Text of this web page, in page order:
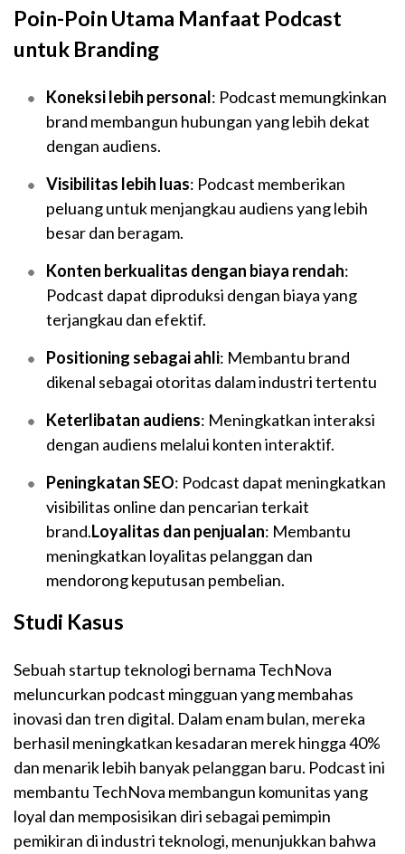
Poin-Poin Utama Manfaat Podcast
untuk Branding
Koneksi lebih personal: Podcast memungkinkan
brand membangun hubungan yang lebih dekat
dengan audiens.
Visibilitas lebih luas: Podcast memberikan
peluang untuk menjangkau audiens yang lebih
besar dan beragam.
Konten berkualitas dengan biaya rendah:
Podcast dapat diproduksi dengan biaya yang
terjangkau dan efektif.
Positioning sebagai ahli: Membantu brand
dikenal sebagai otoritas dalam industri tertentu
Keterlibatan audiens: Meningkatkan interaksi
dengan audiens melalui konten interaktif.
Peningkatan SEO: Podcast dapat meningkatkan
visibilitas online dan pencarian terkait
brand.Loyalitas dan penjualan: Membantu
meningkatkan loyalitas pelanggan dan
mendorong keputusan pembelian.
Studi Kasus
Sebuah startup teknologi bernama TechNova
meluncurkan podcast mingguan yang membahas
inovasi dan tren digital. Dalam enam bulan, mereka
berhasil meningkatkan kesadaran merek hingga 40%
dan menarik lebih banyak pelanggan baru. Podcast ini
membantu TechNova membangun komunitas yang
loyal dan memposisikan diri sebagai pemimpin
pemikiran di industri teknologi, menunjukkan bahwa